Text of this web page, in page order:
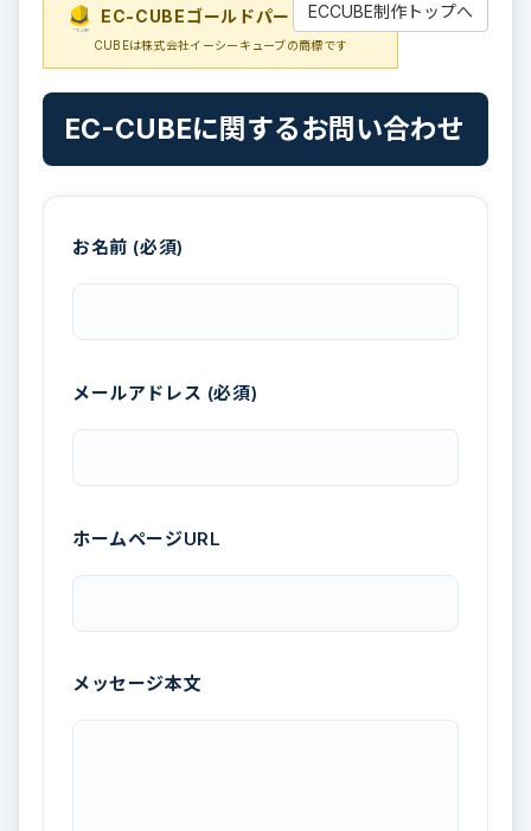
EC-CUBEゴールドパートナーEC-
CUBEは株式会社イーシーキューブの商標です
ECCUBE制作トップへ
EC-CUBEに関するお問い合わせ
お名前 (必須)
メールアドレス (必須)
ホームページURL
メッセージ本文